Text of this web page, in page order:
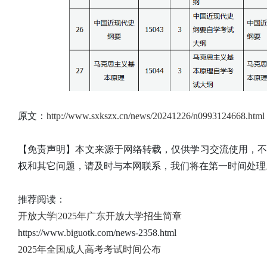
原文： http://www.sxkszx.cn/news/20241226/n0993124668.html
【免责声明】本文来源于网络转载，仅供学习交流使用
权和其它问题，请及时与本网联系，我们将在第一时间处
推荐阅读：
开放大学|2025年广东开放大学招生简章
https://www.biguotk.com/news-2358.html
2025年全国成人高考考试时间公布